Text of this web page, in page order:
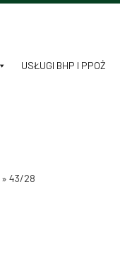
USŁUGI BHP I PPOŻ
» 43/28